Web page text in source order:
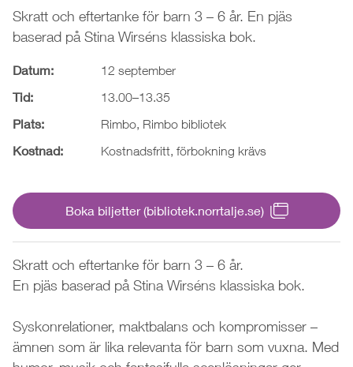
Skratt och eftertanke för barn 3 – 6 år. En pjäs
baserad på Stina Wirséns klassiska bok.
Datum: 12 september
Tid: 13.00–13.35
Plats: Rimbo, Rimbo bibliotek
Kostnad: Kostnadsfritt, förbokning krävs
Boka biljetter (bibliotek.norrtalje.se)
Skratt och eftertanke för barn 3 – 6 år.
En pjäs baserad på Stina Wirséns klassiska bok.
Syskonrelationer, maktbalans och kompromisser –
ämnen som är lika relevanta för barn som vuxna. Med